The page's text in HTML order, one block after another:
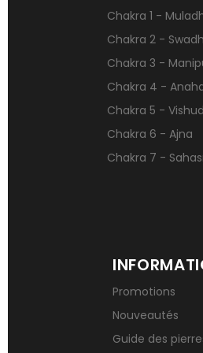
Pierres naturelles contre le
Qu’est-ce qu’une gemme ?
Signification des pierres de
Chakra 1 -
Chakra 2 -
Chakra 3 -
Chakra 4 -
Chakra 5 -
Chakra 6 - Ajna
Chakra 7 -
Promotions
Nouveautés
Guide des